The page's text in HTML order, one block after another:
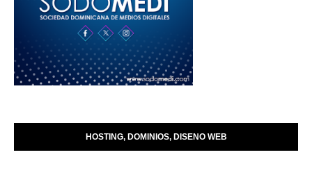
HOSTING, DOMINIOS, DISENO WEB